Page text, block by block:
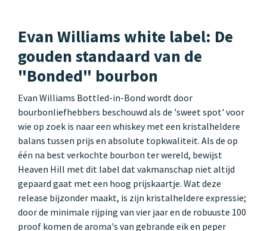
Evan Williams white label: De
gouden standaard van de
"Bonded" bourbon
Evan Williams Bottled-in-Bond wordt door
bourbonliefhebbers beschouwd als de 'sweet spot' voor
wie op zoek is naar een whiskey met een kristalheldere
balans tussen prijs en absolute topkwaliteit. Als de op
één na best verkochte bourbon ter wereld, bewijst
Heaven Hill met dit label dat vakmanschap niet altijd
gepaard gaat met een hoog prijskaartje. Wat deze
release bijzonder maakt, is zijn kristalheldere expressie;
door de minimale rijping van vier jaar en de robuuste 100
proof komen de aroma's van gebrande eik en peper